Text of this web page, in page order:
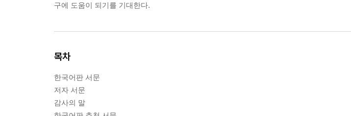
구에 도움이 되기를 기대한다.
목차
한국어판 서문
저자 서문
감사의 말